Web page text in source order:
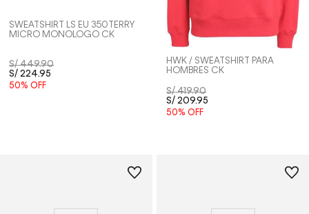
SWEATSHIRT LS EU 350TERRY
MICRO MONOLOGO CK
S/ 449.90
S/ 224.95
50% OFF
HWK / SWEATSHIRT PARA
HOMBRES CK
S/ 419.90
S/ 209.95
50% OFF